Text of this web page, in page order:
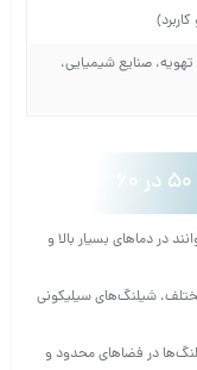
صنایع شیمیایی،
در دماهای بسیار بالا و
مختلف، شیلنگ‌های سیلیکونی
در فضاهای محدود و